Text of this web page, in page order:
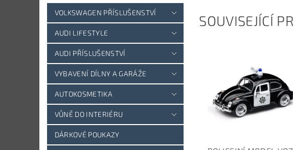
VOLKSWAGEN PŘÍSLUŠENSTVÍ
AUDI LIFESTYLE
AUDI PŘÍSLUŠENSTVÍ
VYBAVENÍ DÍLNY A GARÁŽE
AUTOKOSMETIKA
VŮNĚ DO INTERIÉRU
DÁRKOVÉ POUKAZY
SOUVISEJÍCÍ